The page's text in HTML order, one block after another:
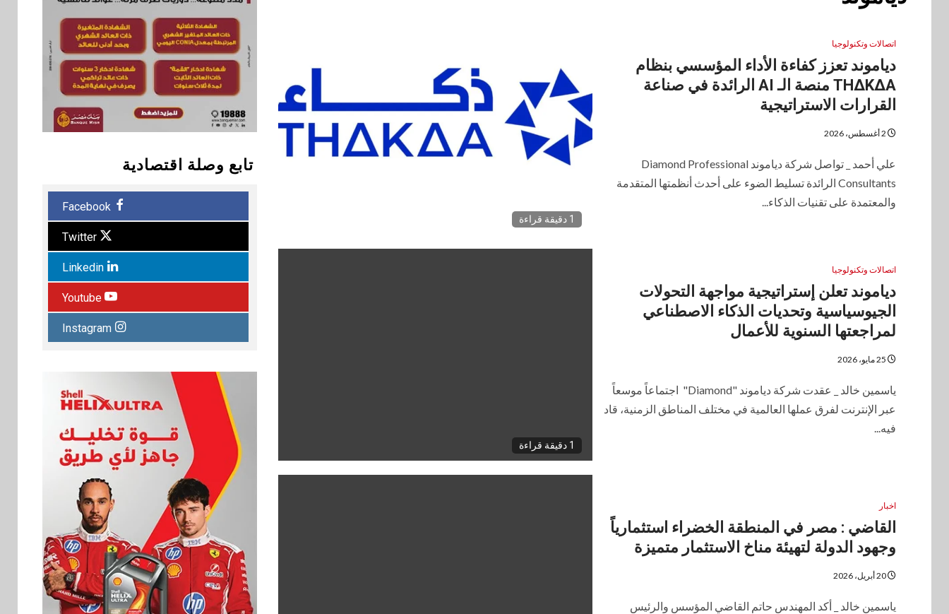
1 دقيقة قراءة
اتصالات وتكنولوجيا
دياموند تعزز كفاءة الأداء المؤسسي بنظام
THΔKΔA منصة الـ AI الرائدة في صناعة
القرارات الاستراتيجية
علي أحمد _ تواصل شركة دياموند Diamond Professional
Consultants الرائدة تسليط الضوء على أحدث أنظمتها المتقدمة
والمعتمدة على تقنيات الذكاء...
1 دقيقة قراءة
اتصالات وتكنولوجيا
دياموند تعلن إستراتيجية مواجهة التحولات
الجيوسياسية وتحديات الذكاء الاصطناعي
لمراجعتها السنوية للأعمال
ياسمين خالد _ عقدت شركة دياموند "Diamond" اجتماعاً موسعاً
عبر الإنترنت لفرق عملها العالمية في مختلف المناطق الزمنية، قاد
فيه...
اخبار
القاضي : مصر في المنطقة الخضراء استثمارياً
وجهود الدولة لتهيئة مناخ الاستثمار متميزة
20 أبريل، 2026
ياسمين خالد _ أكد المهندس حاتم القاضي المؤسس والرئيس
تابع وصلة اقتصادية
Facebook
Twitter
Linkedin
Youtube
Instagram